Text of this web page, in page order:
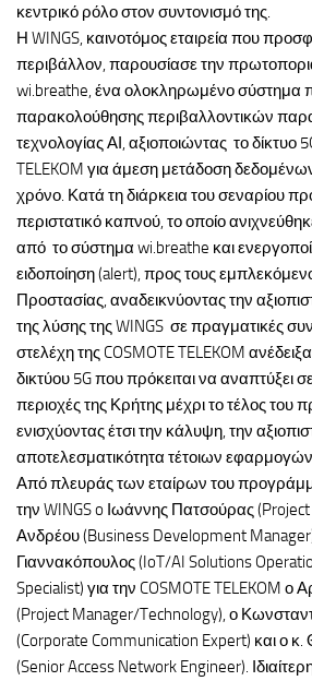
κεντρικό ρόλο στον συντονισμό της.
Η WINGS, καινοτόμος εταιρεία που
περιβάλλον, παρουσίασε την
wi.breathe, ένα ολοκληρωμένο σύστημα
παρακολούθησης περιβαλλοντικών
τεχνολογίας ΑΙ, αξιοποιώντας το δίκτυο
TELEKOM για άμεση μετάδοση
χρόνο. Κατά τη διάρκεια του σεναρίου
περιστατικό καπνού, το οποίο
από το σύστημα wi.breathe και
ειδοποίηση (alert), προς τους
Προστασίας, αναδεικνύοντας την
της λύσης της WINGS σε πραγματικές
στελέχη της COSMOTE TELEKOM
δικτύου 5G που πρόκειται να αναπτύξει
περιοχές της Κρήτης μέχρι το τέλος του
ενισχύοντας έτσι την κάλυψη, την
αποτελεσματικότητα τέτοιων
Από πλευράς των εταίρων του
την WINGS o Ιωάννης Πατσούρας
Ανδρέου (Business Development
Γιαννακόπουλος (IoT/AI Solutions
Specialist) για την COSMOTE TELEKOM ο
(Project Manager/Technology), ο
(Corporate Communication Expert) και ο
(Senior Access Network Engineer).